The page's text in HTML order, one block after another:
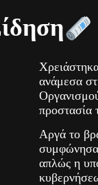
ανάμεσα
προστασία
Αργά το
απλώς η